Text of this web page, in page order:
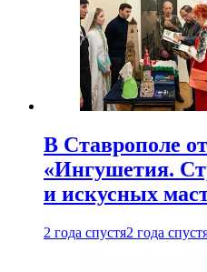
В Ставрополе
«Ингушетия.
и искусных
2 года спустя2 года